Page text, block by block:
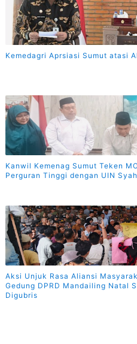
Kemedagri Aprsiasi Sumut atasi
Kanwil Kemenag Sumut Teken
Perguran Tinggi dengan UIN
Aksi Unjuk Rasa Aliansi
Gedung DPRD Mandailing Natal
Digubris